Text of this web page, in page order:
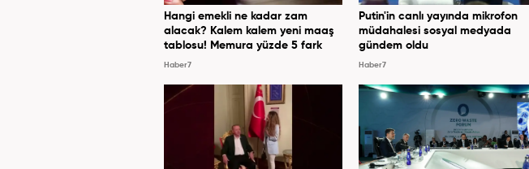
Hangi emekli ne kadar zam
alacak? Kalem kalem yeni maaş
tablosu! Memura yüzde 5 fark
Haber7
Putin'in canlı yayında mikrofon
müdahalesi sosyal medyada
gündem oldu
Haber7